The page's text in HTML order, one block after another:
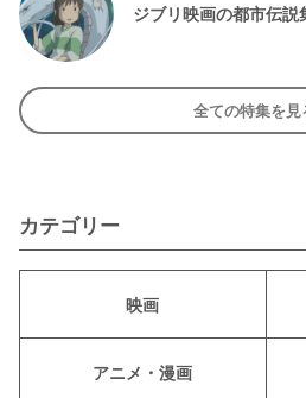
ジブリ映画の都市伝説
全ての特集を見
カテゴリー
映画
アニメ・漫画